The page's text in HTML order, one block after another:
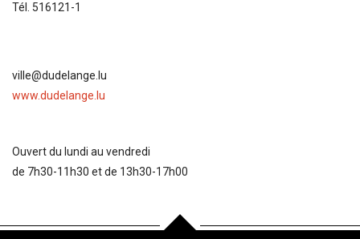
Tél. 516121-1
ville@dudelange.lu
www.dudelange.lu
Ouvert du lundi au vendredi
de 7h30-11h30 et de 13h30-17h00